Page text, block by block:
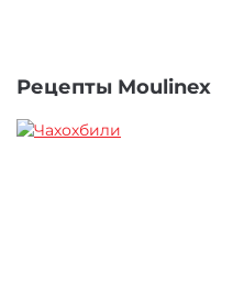
Рецепты Moulinex